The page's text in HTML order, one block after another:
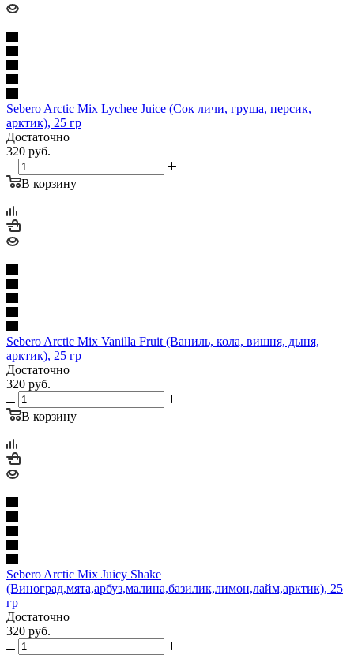
Sebero Arctic Mix Lychee Juice (Сок личи, груша, персик,
арктик), 25 гр
Достаточно
320 руб.
В корзину
Sebero Arctic Mix Vanilla Fruit (Ваниль, кола, вишня, дыня,
арктик), 25 гр
Достаточно
320 руб.
В корзину
Sebero Arctic Mix Juicy Shake
(Виноград,мята,арбуз,малина,базилик,лимон,лайм,арктик), 25
гр
Достаточно
320 руб.